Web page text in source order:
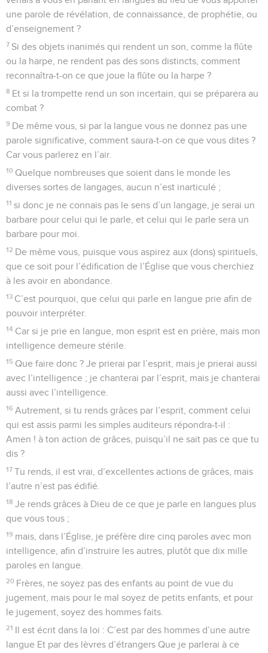
une parole de révélation, de connaissance, de prophétie, ou
d’enseignement ?
7 Si des objets inanimés qui rendent un son, comme la flûte
ou la harpe, ne rendent pas des sons distincts, comment
reconnaîtra-t-on ce que joue la flûte ou la harpe ?
8 Et si la trompette rend un son incertain, qui se préparera au
combat ?
9 De même vous, si par la langue vous ne donnez pas une
parole significative, comment saura-t-on ce que vous dites ?
Car vous parlerez en l’air.
10 Quelque nombreuses que soient dans le monde les
diverses sortes de langages, aucun n’est inarticulé ;
11 si donc je ne connais pas le sens d’un langage, je serai un
barbare pour celui qui le parle, et celui qui le parle sera un
barbare pour moi.
12 De même vous, puisque vous aspirez aux (dons) spirituels,
que ce soit pour l’édification de l’Église que vous cherchiez
à les avoir en abondance.
13 C’est pourquoi, que celui qui parle en langue prie afin de
pouvoir interpréter.
14 Car si je prie en langue, mon esprit est en prière, mais mon
intelligence demeure stérile.
15 Que faire donc ? Je prierai par l’esprit, mais je prierai aussi
avec l’intelligence ; je chanterai par l’esprit, mais je chanterai
aussi avec l’intelligence.
16 Autrement, si tu rends grâces par l’esprit, comment celui
qui est assis parmi les simples auditeurs répondra-t-il :
Amen ! à ton action de grâces, puisqu’il ne sait pas ce que tu
dis ?
17 Tu rends, il est vrai, d’excellentes actions de grâces, mais
l’autre n’est pas édifié.
18 Je rends grâces à Dieu de ce que je parle en langues plus
que vous tous ;
19 mais, dans l’Église, je préfère dire cinq paroles avec mon
intelligence, afin d’instruire les autres, plutôt que dix mille
paroles en langue.
20 Frères, ne soyez pas des enfants au point de vue du
jugement, mais pour le mal soyez de petits enfants, et pour
le jugement, soyez des hommes faits.
21 Il est écrit dans la loi : C’est par des hommes d’une autre
langue Et par des lèvres d’étrangers Que je parlerai à ce